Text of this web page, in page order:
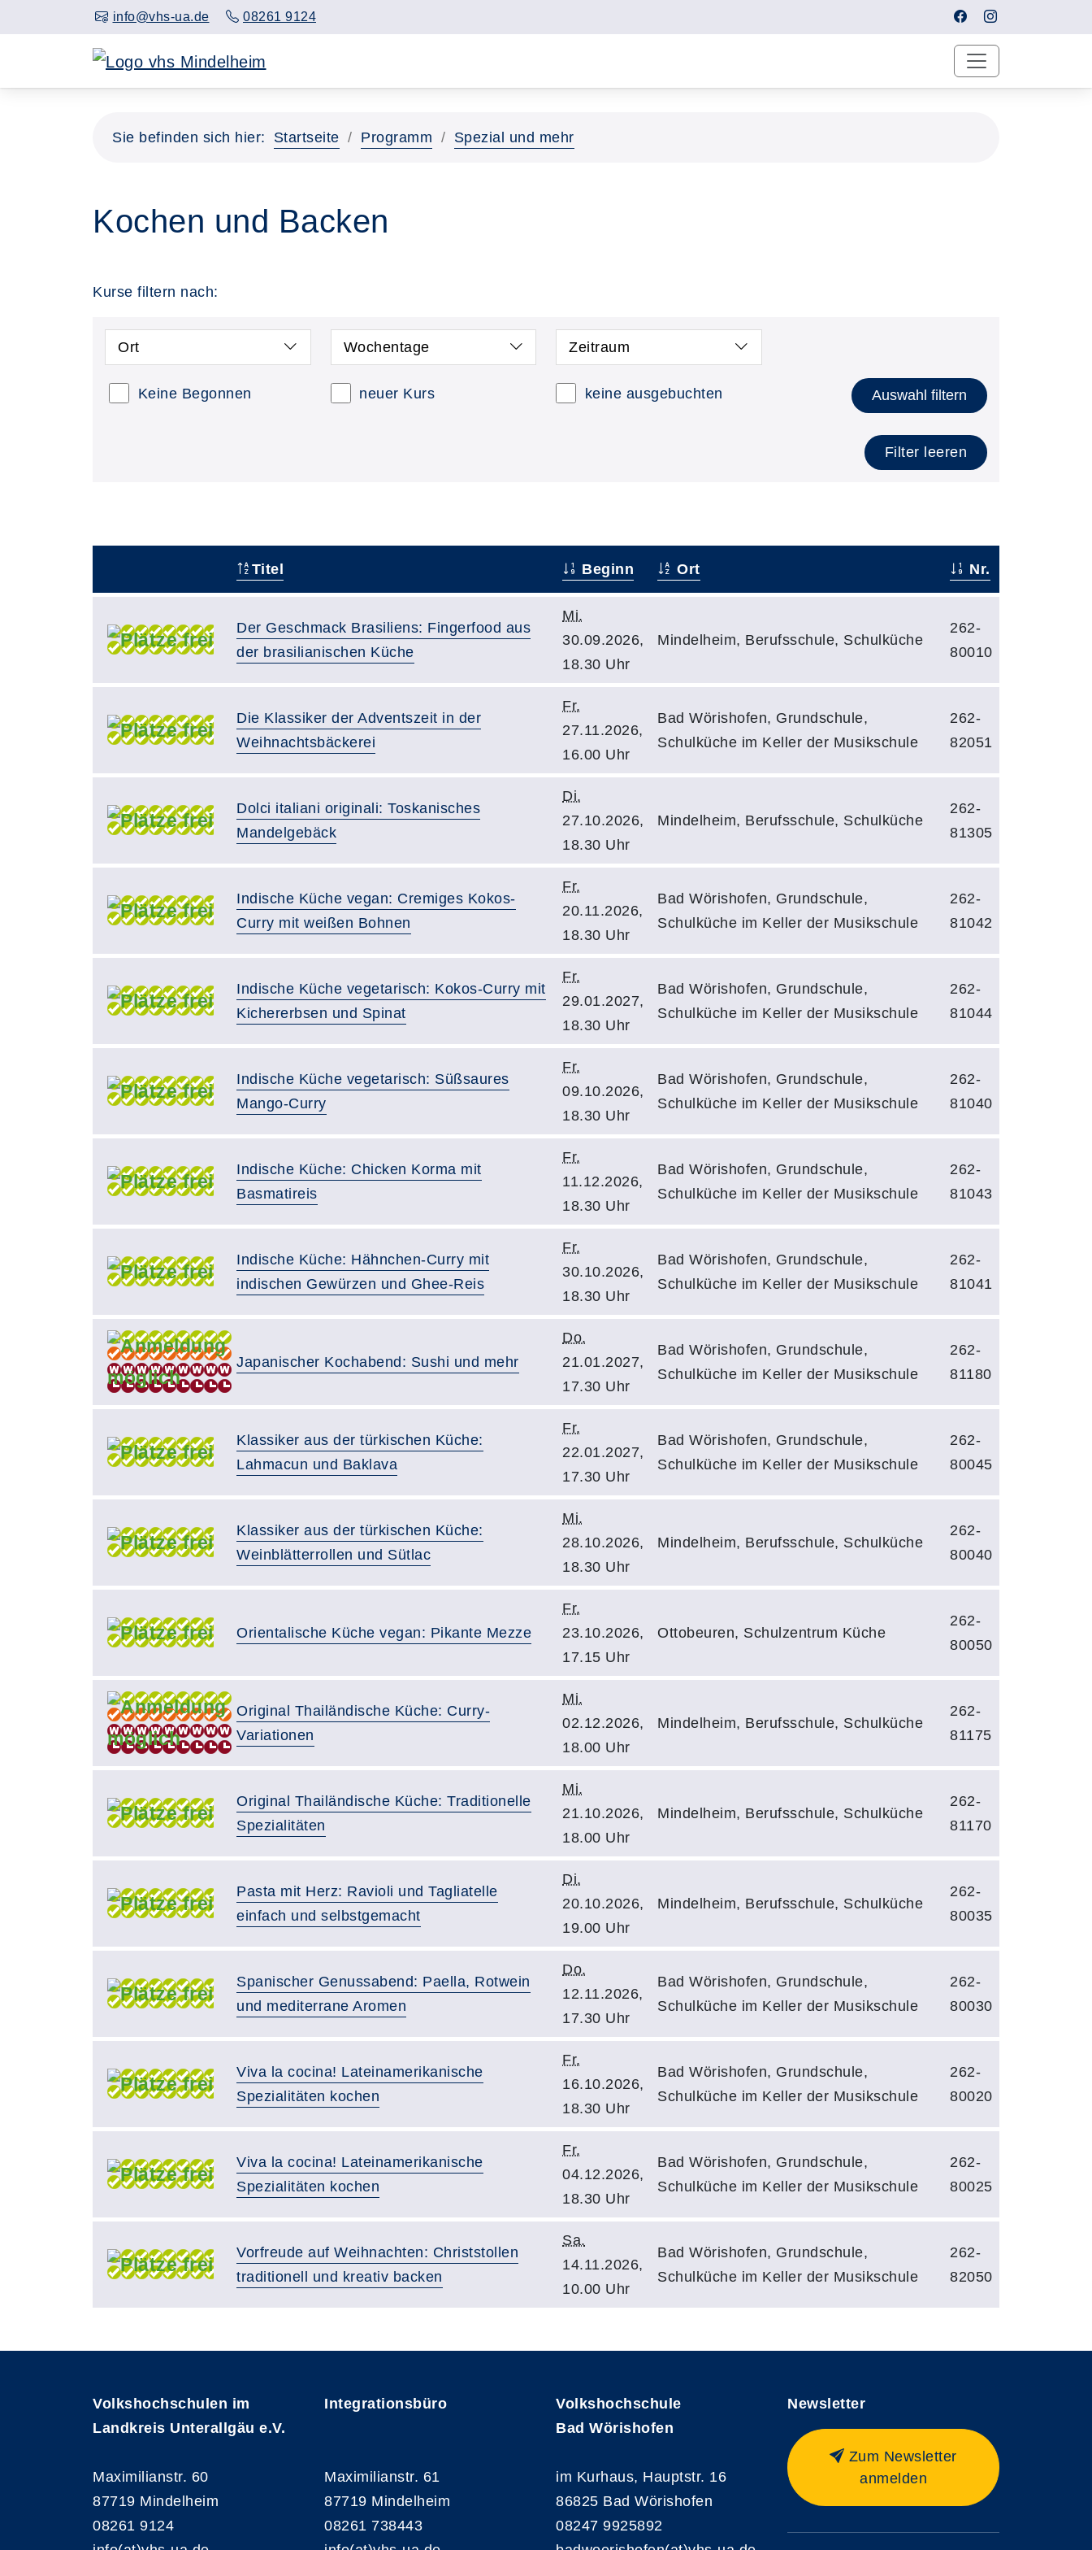
info@vhs-ua.de 08261 9124
Sie befinden sich hier: Startseite Programm Spezial und mehr
Kochen und Backen
Kurse filtern nach:
Ort Wochentage Zeitraum
Keine Begonnen neuer Kurs keine ausgebuchten Auswahl filtern
Filter leeren
Titel Beginn Ort Nr.
Der Geschmack Brasiliens: Fingerfood aus
der brasilianischen Küche
Mi.
30.09.2026,
18.30 Uhr
Mindelheim, Berufsschule, Schulküche
262-
80010
Die Klassiker der Adventszeit in der
Weihnachtsbäckerei
Fr.
27.11.2026,
16.00 Uhr
Bad Wörishofen, Grundschule,
Schulküche im Keller der Musikschule
262-
82051
Dolci italiani originali: Toskanisches
Mandelgebäck
Di.
27.10.2026,
18.30 Uhr
Mindelheim, Berufsschule, Schulküche
262-
81305
Indische Küche vegan: Cremiges Kokos-
Curry mit weißen Bohnen
Fr.
20.11.2026,
18.30 Uhr
Bad Wörishofen, Grundschule,
Schulküche im Keller der Musikschule
262-
81042
Indische Küche vegetarisch: Kokos-Curry mit
Kichererbsen und Spinat
Fr.
29.01.2027,
18.30 Uhr
Bad Wörishofen, Grundschule,
Schulküche im Keller der Musikschule
262-
81044
Indische Küche vegetarisch: Süßsaures
Mango-Curry
Fr.
09.10.2026,
18.30 Uhr
Bad Wörishofen, Grundschule,
Schulküche im Keller der Musikschule
262-
81040
Indische Küche: Chicken Korma mit
Basmatireis
Fr.
11.12.2026,
18.30 Uhr
Bad Wörishofen, Grundschule,
Schulküche im Keller der Musikschule
262-
81043
Indische Küche: Hähnchen-Curry mit
indischen Gewürzen und Ghee-Reis
Fr.
30.10.2026,
18.30 Uhr
Bad Wörishofen, Grundschule,
Schulküche im Keller der Musikschule
262-
81041
Japanischer Kochabend: Sushi und mehr
Do.
21.01.2027,
17.30 Uhr
Bad Wörishofen, Grundschule,
Schulküche im Keller der Musikschule
262-
81180
Klassiker aus der türkischen Küche:
Lahmacun und Baklava
Fr.
22.01.2027,
17.30 Uhr
Bad Wörishofen, Grundschule,
Schulküche im Keller der Musikschule
262-
80045
Klassiker aus der türkischen Küche:
Weinblätterrollen und Sütlac
Mi.
28.10.2026,
18.30 Uhr
Mindelheim, Berufsschule, Schulküche
262-
80040
Orientalische Küche vegan: Pikante Mezze
Fr.
23.10.2026,
17.15 Uhr
Ottobeuren, Schulzentrum Küche
262-
80050
Original Thailändische Küche: Curry-
Variationen
Mi.
02.12.2026,
18.00 Uhr
Mindelheim, Berufsschule, Schulküche
262-
81175
Original Thailändische Küche: Traditionelle
Spezialitäten
Mi.
21.10.2026,
18.00 Uhr
Mindelheim, Berufsschule, Schulküche
262-
81170
Pasta mit Herz: Ravioli und Tagliatelle
einfach und selbstgemacht
Di.
20.10.2026,
19.00 Uhr
Mindelheim, Berufsschule, Schulküche
262-
80035
Spanischer Genussabend: Paella, Rotwein
und mediterrane Aromen
Do.
12.11.2026,
17.30 Uhr
Bad Wörishofen, Grundschule,
Schulküche im Keller der Musikschule
262-
80030
Viva la cocina! Lateinamerikanische
Spezialitäten kochen
Fr.
16.10.2026,
18.30 Uhr
Bad Wörishofen, Grundschule,
Schulküche im Keller der Musikschule
262-
80020
Viva la cocina! Lateinamerikanische
Spezialitäten kochen
Fr.
04.12.2026,
18.30 Uhr
Bad Wörishofen, Grundschule,
Schulküche im Keller der Musikschule
262-
80025
Vorfreude auf Weihnachten: Christstollen
traditionell und kreativ backen
Sa.
14.11.2026,
10.00 Uhr
Bad Wörishofen, Grundschule,
Schulküche im Keller der Musikschule
262-
82050
Volkshochschulen im
Landkreis Unterallgäu e.V.
Maximilianstr. 60
87719 Mindelheim
08261 9124
Integrationsbüro
Maximilianstr. 61
87719 Mindelheim
08261 738443
Volkshochschule
Bad Wörishofen
im Kurhaus, Hauptstr. 16
86825 Bad Wörishofen
08247 9925892
Newsletter
Zum Newsletter
anmelden